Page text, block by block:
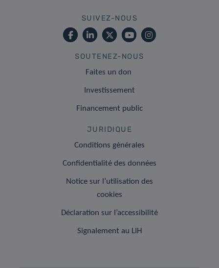
SUIVEZ-NOUS
SOUTENEZ-NOUS
Faites un don
Investissement
Financement public
JURIDIQUE
Conditions générales
Confidentialité des données
Notice sur l’utilisation des
cookies
Déclaration sur l’accessibilité
Signalement au LIH